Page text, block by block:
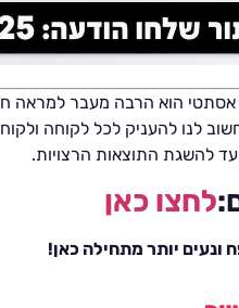
אסתטי הוא הרבה מעבר למראה
לנו להעניק לכל לקוחה
להשגת התוצאות הרצויות.
לחצו כאן
ונעים יותר מתחילה כאן!